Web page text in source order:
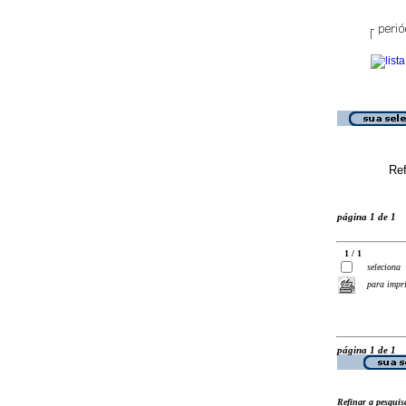
página 1 de 1
1 / 1
seleciona
para
página 1 de 1
Refinar a